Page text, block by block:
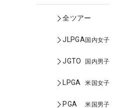
全ツアー
JLPGA国内女子
JGTO 国内男子
LPGA 米国女子
PGA 米国男子